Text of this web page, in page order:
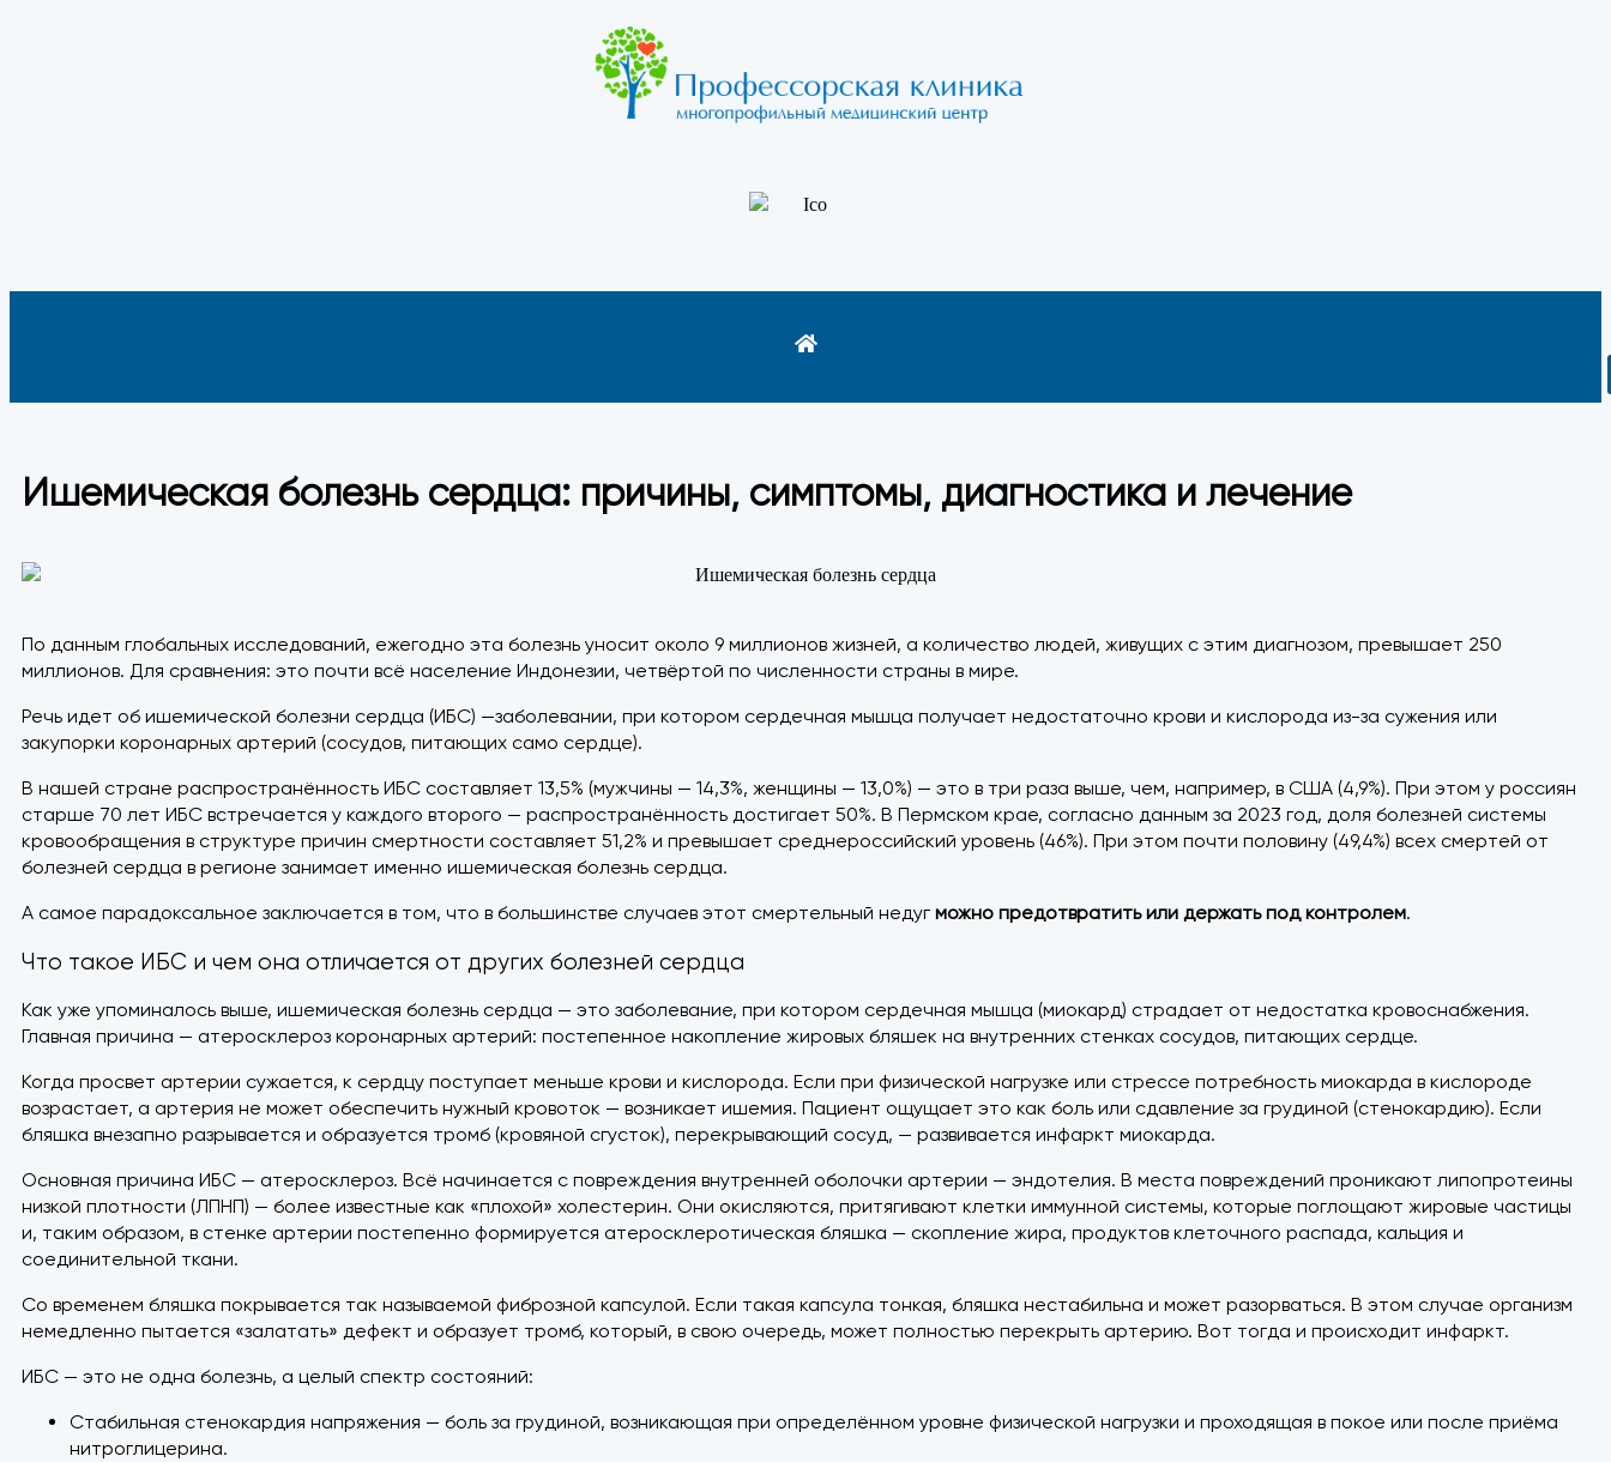
Ишемическая болезнь сердца: причины, симптомы, диагностика и лечение
По данным глобальных исследований, ежегодно эта болезнь уносит около 9 миллионов жизней, а количество людей, живущих с этим диагнозом, превышает 250
миллионов. Для сравнения: это почти всё население Индонезии, четвёртой по численности страны в мире.
Речь идет об ишемической болезни сердца (ИБС) —заболевании, при котором сердечная мышца получает недостаточно крови и кислорода из-за сужения или
закупорки коронарных артерий (сосудов, питающих само сердце).
В нашей стране распространённость ИБС составляет 13,5% (мужчины — 14,3%, женщины — 13,0%) — это в три раза выше, чем, например, в США (4,9%). При этом у россиян
старше 70 лет ИБС встречается у каждого второго — распространённость достигает 50%. В Пермском крае, согласно данным за 2023 год, доля болезней системы
кровообращения в структуре причин смертности составляет 51,2% и превышает среднероссийский уровень (46%). При этом почти половину (49,4%) всех смертей от
болезней сердца в регионе занимает именно ишемическая болезнь сердца.
А самое парадоксальное заключается в том, что в большинстве случаев этот смертельный недуг можно предотвратить или держать под контролем.
Что такое ИБС и чем она отличается от других болезней сердца
Как уже упоминалось выше, ишемическая болезнь сердца — это заболевание, при котором сердечная мышца (миокард) страдает от недостатка кровоснабжения.
Главная причина — атеросклероз коронарных артерий: постепенное накопление жировых бляшек на внутренних стенках сосудов, питающих сердце.
Когда просвет артерии сужается, к сердцу поступает меньше крови и кислорода. Если при физической нагрузке или стрессе потребность миокарда в кислороде
возрастает, а артерия не может обеспечить нужный кровоток — возникает ишемия. Пациент ощущает это как боль или сдавление за грудиной (стенокардию). Если
бляшка внезапно разрывается и образуется тромб (кровяной сгусток), перекрывающий сосуд, — развивается инфаркт миокарда.
Основная причина ИБС — атеросклероз. Всё начинается с повреждения внутренней оболочки артерии — эндотелия. В места повреждений проникают липопротеины
низкой плотности (ЛПНП) — более известные как «плохой» холестерин. Они окисляются, притягивают клетки иммунной системы, которые поглощают жировые частицы
и, таким образом, в стенке артерии постепенно формируется атеросклеротическая бляшка — скопление жира, продуктов клеточного распада, кальция и
соединительной ткани.
Со временем бляшка покрывается так называемой фиброзной капсулой. Если такая капсула тонкая, бляшка нестабильна и может разорваться. В этом случае организм
немедленно пытается «залатать» дефект и образует тромб, который, в свою очередь, может полностью перекрыть артерию. Вот тогда и происходит инфаркт.
ИБС — это не одна болезнь, а целый спектр состояний:
Стабильная стенокардия напряжения — боль за грудиной, возникающая при определённом уровне физической нагрузки и проходящая в покое или после приёма
нитроглицерина.